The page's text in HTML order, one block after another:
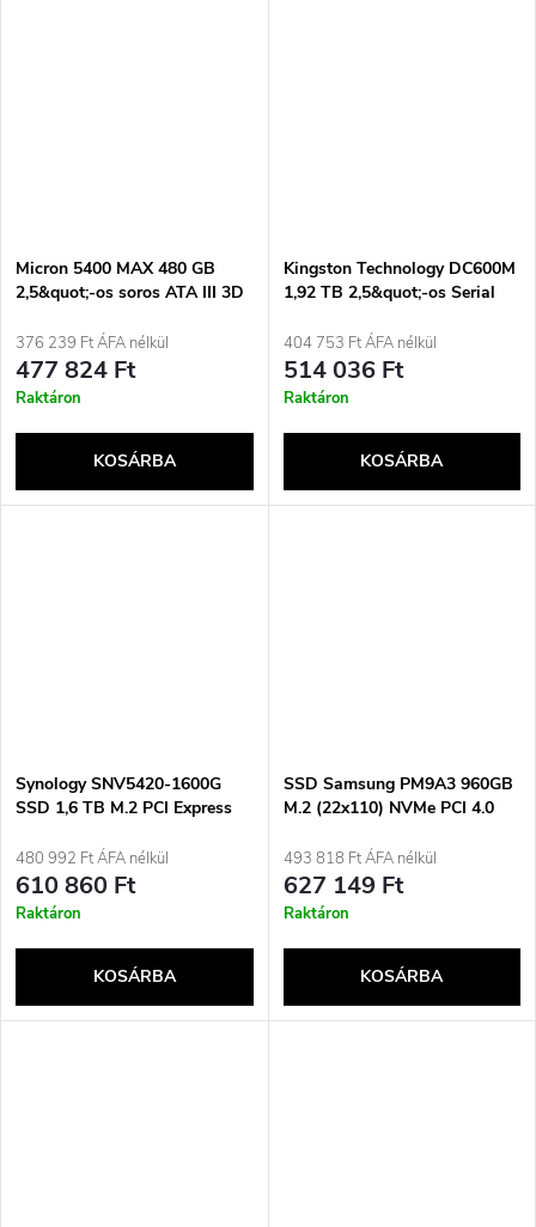
Micron 5400 MAX 480 GB
2,5&quot;-os soros ATA III 3D
376 239 Ft ÁFA nélkül
477 824 Ft
Raktáron
KOSÁRBA
Kingston Technology DC600M
1,92 TB 2,5&quot;-os Serial
merevlemez
404 753 Ft ÁFA nélkül
514 036 Ft
Raktáron
KOSÁRBA
Synology SNV5420-1600G
SSD 1,6 TB M.2 PCI Express
480 992 Ft ÁFA nélkül
610 860 Ft
Raktáron
KOSÁRBA
SSD Samsung PM9A3 960GB
M.2 (22x110) NVMe PCI 4.0
(DWPD 1)
493 818 Ft ÁFA nélkül
627 149 Ft
Raktáron
KOSÁRBA